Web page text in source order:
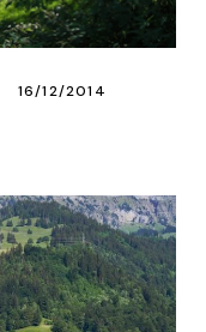
16/12/2014